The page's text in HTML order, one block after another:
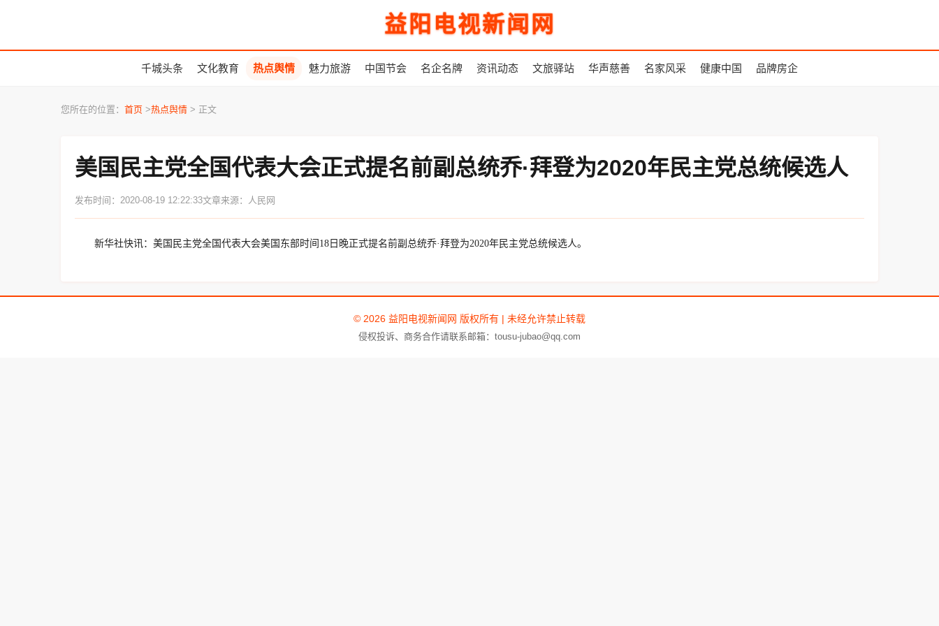
益阳电视新闻网
千城头条 文化教育 热点舆情 魅力旅游 中国节会 名企名牌 资讯动态 文旅驿站 华声慈善 名家风采 健康中国 品牌房企
您所在的位置： 首页 >热点舆情 > 正文
美国民主党全国代表大会正式提名前副总统乔·拜登为2020年民主党总统候选人
发布时间：2020-08-19 12:22:33文章来源：人民网
新华社快讯：美国民主党全国代表大会美国东部时间18日晚正式提名前副总统乔·拜登为2020年民主党总统候选人。
© 2026 益阳电视新闻网 版权所有 | 未经允许禁止转载
侵权投诉、商务合作请联系邮箱：tousu-jubao@qq.com